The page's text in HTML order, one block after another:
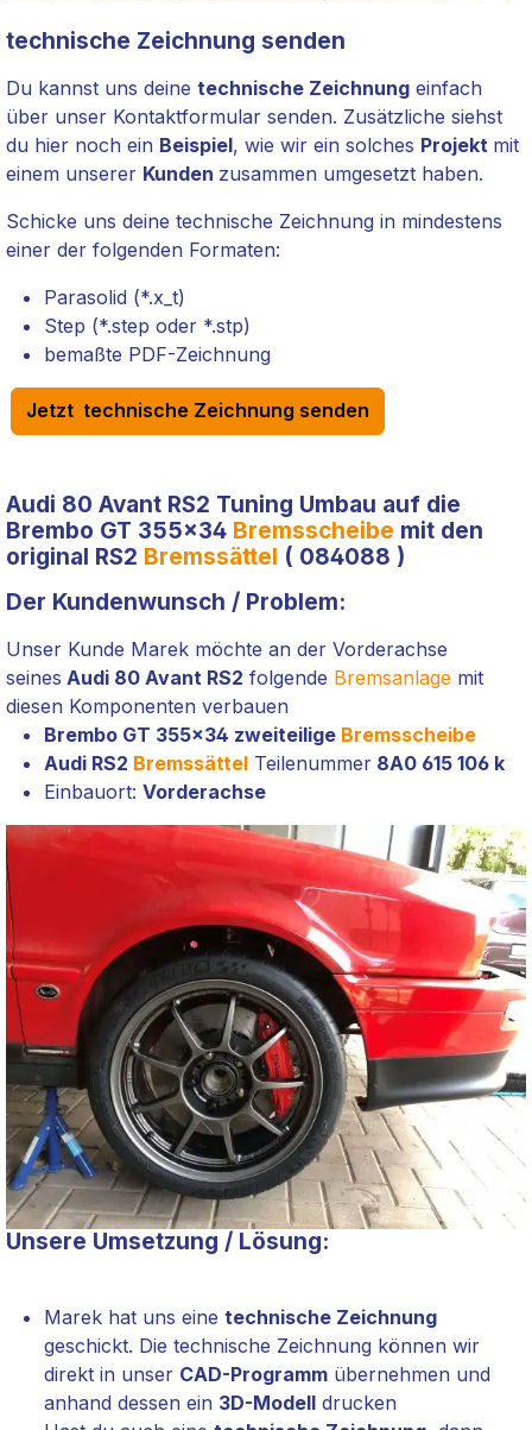
technische Zeichnung senden
Du kannst uns deine technische Zeichnung einfach
über unser Kontaktformular senden. Zusätzliche siehst
du hier noch ein Beispiel, wie wir ein solches Projekt mit
einem unserer Kunden zusammen umgesetzt haben.
Schicke uns deine technische Zeichnung in mindestens
einer der folgenden Formaten:
Parasolid (*.x_t)
Step (*.step oder *.stp)
bemaßte PDF-Zeichnung
Jetzt technische Zeichnung senden
Audi 80 Avant RS2 Tuning Umbau auf die
Brembo GT 355x34 Bremsscheibe mit den
original RS2 Bremssättel ( 084088 )
Der Kundenwunsch / Problem:
Unser Kunde Marek möchte an der Vorderachse
seines Audi 80 Avant RS2 folgende Bremsanlage mit
diesen Komponenten verbauen
Brembo GT 355x34 zweiteilige Bremsscheibe
Audi RS2 Bremssättel Teilenummer 8A0 615 106 k
Einbauort: Vorderachse
Unsere Umsetzung / Lösung:
Marek hat uns eine technische Zeichnung
geschickt. Die technische Zeichnung können wir
direkt in unser CAD-Programm übernehmen und
anhand dessen ein 3D-Modell drucken